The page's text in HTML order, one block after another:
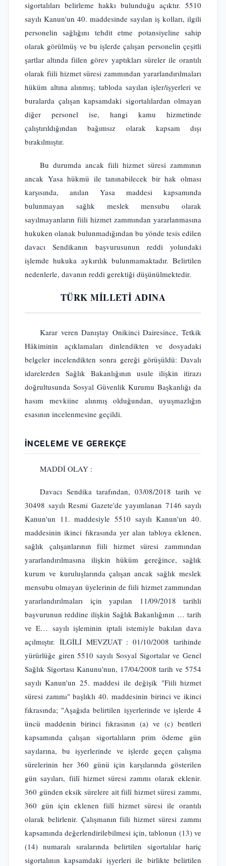
sigortalıları belirleme hakkı bulunduğu açıktır. 5510
sayılı Kanun'un 40. maddesinde sayılan iş kolları, ilgili
personelin sağlığını tehdit etme potansiyeline sahip
olarak görülmüş ve bu işlerde çalışan personelin çeşitli
şartlar altında fiilen görev yaptıkları süreler ile orantılı
olarak fiili hizmet süresi zammından yararlandırılmaları
hüküm altına alınmış; tabloda sayılan işler/işyerleri ve
buralarda çalışan kapsamdaki sigortalılardan olmayan
diğer personel ise, hangi kamu hizmetinde
çalıştırıldığından bağımsız olarak kapsam dışı
bırakılmıştır.
Bu durumda ancak fiili hizmet süresi zammının
ancak Yasa hükmü ile tanınabilecek bir hak olması
karşısında, anılan Yasa maddesi kapsamında
bulunmayan sağlık meslek mensubu olarak
sayılmayanların fiili hizmet zammından yararlanmasına
hukuken olanak bulunmadığından bu yönde tesis edilen
davacı Sendikanın başvurusunun reddi yolundaki
işlemde hukuka aykırılık bulunmamaktadır. Belirtilen
nedenlerle, davanın reddi gerektiği düşünülmektedir.
TÜRK MİLLETİ ADINA
Karar veren Danıştay Onikinci Dairesince, Tetkik
Hâkiminin açıklamaları dinlendikten ve dosyadaki
belgeler incelendikten sonra gereği görüşüldü: Davalı
idarelerden Sağlık Bakanlığının usule ilişkin itirazı
doğrultusunda Sosyal Güvenlik Kurumu Başkanlığı da
hasım mevkiine alınmış olduğundan, uyuşmazlığın
esasının incelenmesine geçildi.
İNCELEME VE GEREKÇE
MADDİ OLAY :
Davacı Sendika tarafından, 03/08/2018 tarih ve
30498 sayılı Resmi Gazete'de yayımlanan 7146 sayılı
Kanun'un 11. maddesiyle 5510 sayılı Kanun'un 40.
maddesinin ikinci fıkrasında yer alan tabloya eklenen,
sağlık çalışanlarının fiili hizmet süresi zammından
yararlandırılmasına ilişkin hüküm gereğince, sağlık
kurum ve kuruluşlarında çalışan ancak sağlık meslek
mensubu olmayan üyelerinin de fiili hizmet zammından
yararlandırılmaları için yapılan 11/09/2018 tarihli
başvurunun reddine ilişkin Sağlık Bakanlığının … tarih
ve E… sayılı işleminin iptali istemiyle bakılan dava
açılmıştır. İLGİLİ MEVZUAT : 01/10/2008 tarihinde
yürürlüğe giren 5510 sayılı Sosyal Sigortalar ve Genel
Sağlık Sigortası Kanunu'nun, 17/04/2008 tarih ve 5754
sayılı Kanun'un 25. maddesi ile değişik "Fiili hizmet
süresi zammı" başlıklı 40. maddesinin birinci ve ikinci
fıkrasında; "Aşağıda belirtilen işyerlerinde ve işlerde 4
üncü maddenin birinci fıkrasının (a) ve (c) bentleri
kapsamında çalışan sigortalıların prim ödeme gün
sayılarına, bu işyerlerinde ve işlerde geçen çalışma
sürelerinin her 360 günü için karşılarında gösterilen
gün sayıları, fiilî hizmet süresi zammı olarak eklenir.
360 günden eksik sürelere ait fiilî hizmet süresi zammı,
360 gün için eklenen fiilî hizmet süresi ile orantılı
olarak belirlenir. Çalışmanın fiili hizmet süresi zammı
kapsamında değerlendirilebilmesi için, tablonun (13) ve
(14) numaralı sıralarında belirtilen sigortalılar hariç
sigortalının kapsamdaki işyerleri ile birlikte belirtilen